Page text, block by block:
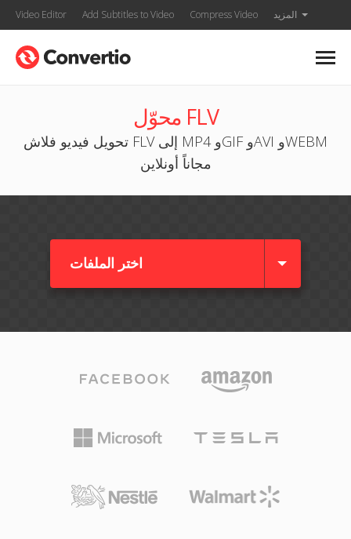
Video Editor Add Subtitles to Video Compress Video المزيد
محوّل FLV
تحويل فيديو فلاش FLV إلى MP4 وGIF وAVI وWEBM
مجاناً أونلاين
اختر الملفات